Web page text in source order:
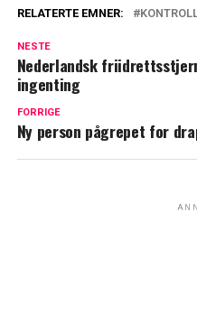
RELATERTE EMNER:
NESTE
Nederlandsk
ingenting
FORRIGE
Ny person pågrepet for